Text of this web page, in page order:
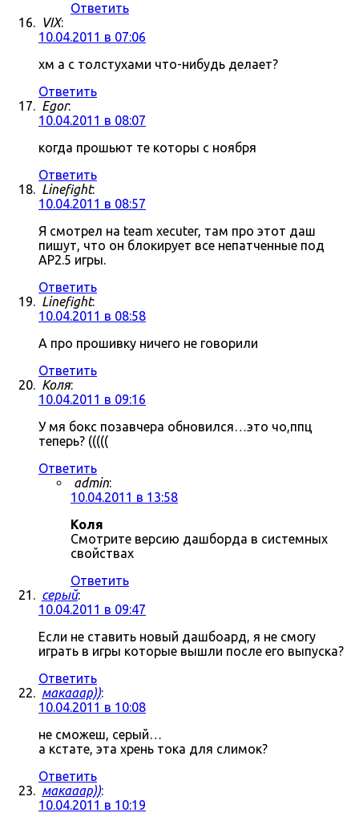
Ответить
VIX:
10.04.2011 в 07:06
хм а с толстухами что-нибудь делает?
Ответить
Egor:
10.04.2011 в 08:07
когда прошьют те которы с ноября
Ответить
Linefight:
10.04.2011 в 08:57
Я смотрел на team xecuter, там про этот даш
пишут, что он блокирует все непатченные под
AP2.5 игры.
Ответить
Linefight:
10.04.2011 в 08:58
А про прошивку ничего не говорили
Ответить
Коля:
10.04.2011 в 09:16
У мя бокс позавчера обновился…это чо,ппц
теперь? (((((
Ответить
admin:
10.04.2011 в 13:58
Коля
Смотрите версию дашборда в системных
свойствах
Ответить
серый:
10.04.2011 в 09:47
Если не ставить новый дашбоард, я не смогу
играть в игры которые вышли после его выпуска?
Ответить
макааар)):
10.04.2011 в 10:08
не сможеш, серый…
а кстате, эта хрень тока для слимок?
Ответить
макааар)):
10.04.2011 в 10:19